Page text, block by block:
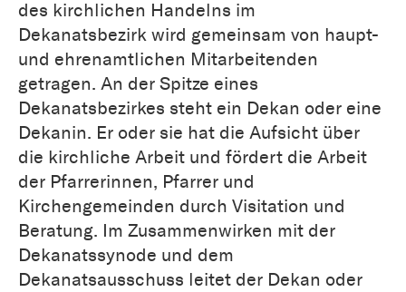
des kirchlichen Handelns im
Dekanatsbezirk wird gemeinsam von haupt-
und ehrenamtlichen Mitarbeitenden
getragen. An der Spitze eines
Dekanatsbezirkes steht ein Dekan oder eine
Dekanin. Er oder sie hat die Aufsicht über
die kirchliche Arbeit und fördert die Arbeit
der Pfarrerinnen, Pfarrer und
Kirchengemeinden durch Visitation und
Beratung. Im Zusammenwirken mit der
Dekanatssynode und dem
Dekanatsausschuss leitet der Dekan oder